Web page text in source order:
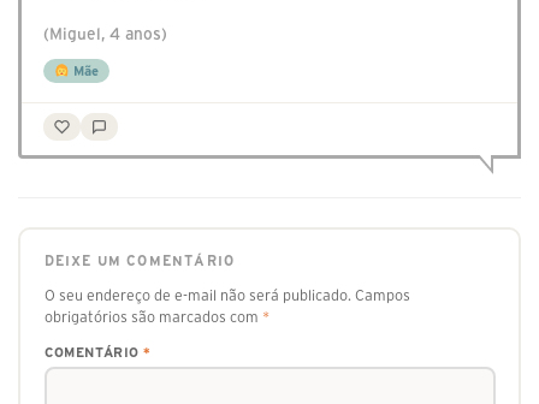
(Miguel, 4 anos)
Mãe
DEIXE UM COMENTÁRIO
O seu endereço de e-mail não será publicado. Campos
obrigatórios são marcados com *
COMENTÁRIO *